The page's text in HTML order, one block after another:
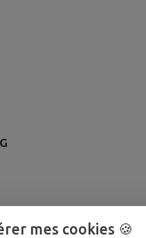
mes cookies 🍪